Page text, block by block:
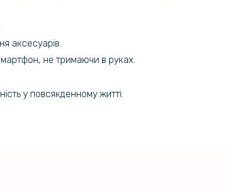
аксесуарів.
не тримаючи в руках.
у повсякденному житті.